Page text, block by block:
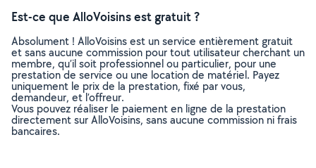
Est-ce que AlloVoisins est gratuit ?
Absolument ! AlloVoisins est un service entièrement gratuit
et sans aucune commission pour tout utilisateur cherchant un
membre, qu’il soit professionnel ou particulier, pour une
prestation de service ou une location de matériel. Payez
uniquement le prix de la prestation, fixé par vous,
demandeur, et l’offreur.
Vous pouvez réaliser le paiement en ligne de la prestation
directement sur AlloVoisins, sans aucune commission ni frais
bancaires.